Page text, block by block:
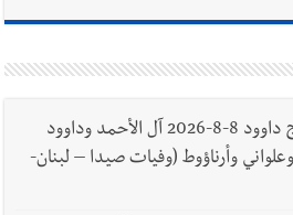
وفاة الحاجة وداد علي الحاج داوود 8-8-2026 آل الأحمد وداوود
وأرناؤوط (وفيات صيدا – لبنان-